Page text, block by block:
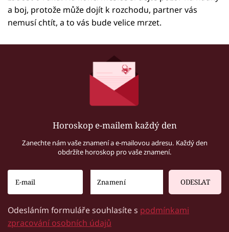
a boj, protože může dojít k rozchodu, partner vás
nemusí chtít, a to vás bude velice mrzet.
Horoskop e-mailem každý den
Zanechte nám vaše znamení a e-mailovou adresu. Každý den
obdržíte horoskop pro vaše znamení.
ODESLAT
Odesláním formuláře souhlasíte s podmínkami
zpracování osobních údajů